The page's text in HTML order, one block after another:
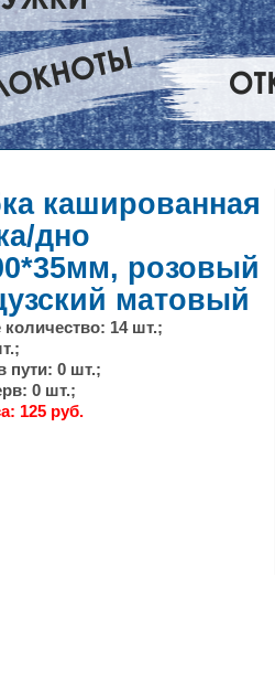
кашированная
дно
розовый
матовый
14 шт.;
пути: 0 шт.;
0 шт.;
125 руб.